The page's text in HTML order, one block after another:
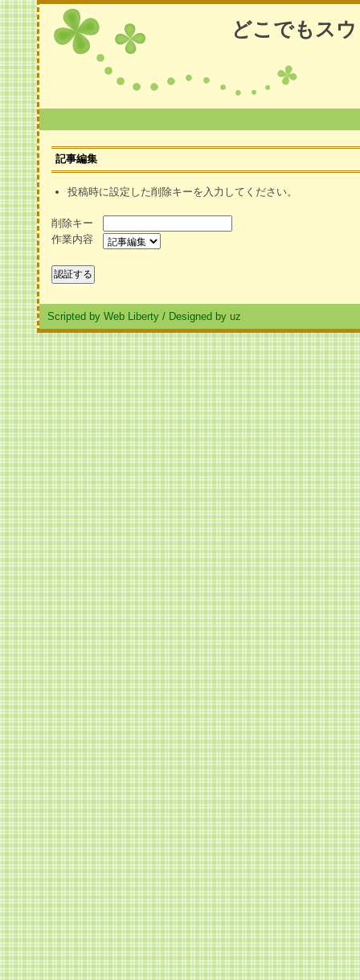
どこでもス
記事編集
投稿時に設定した削除キーを入力してください。
削除キー
作業内容
Scripted by Web Liberty / Designed by uz